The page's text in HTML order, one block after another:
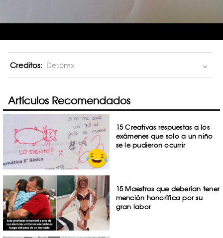
Creditos: De10mx
Artículos Recomendados
15 Creativas respuestas a los
exámenes que solo a un niño
se le pudieron ocurrir
15 Maestros que deberían tener
mención honorífica por su
gran labor